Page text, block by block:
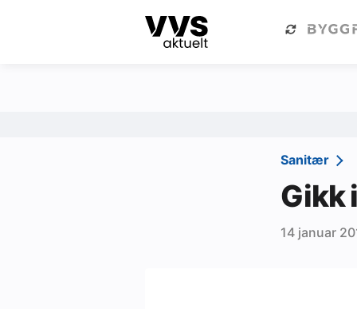
Kategorier Om VVS Aktuelt
Sanitær
Gikk
14 januar